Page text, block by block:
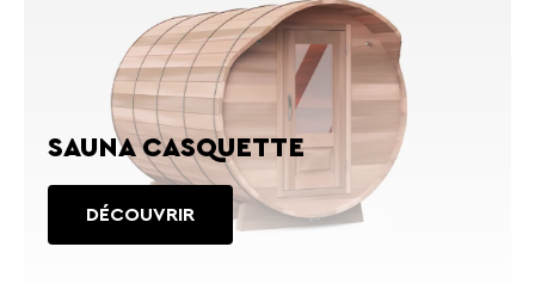
SAUNA CASQUETTE
DÉCOUVRIR